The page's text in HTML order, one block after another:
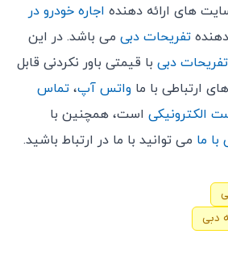
های ارائه دهنده اجاره خودرو در
تفریحات دبی می باشد. در این
تفریحات دبی با قیمتی باور نکردنی قابل
ارتباطی با ما واتس آپ، تماس
الکترونیکی است، همچنین با
ما می توانید با ما در ارتباط باشید.
دبی